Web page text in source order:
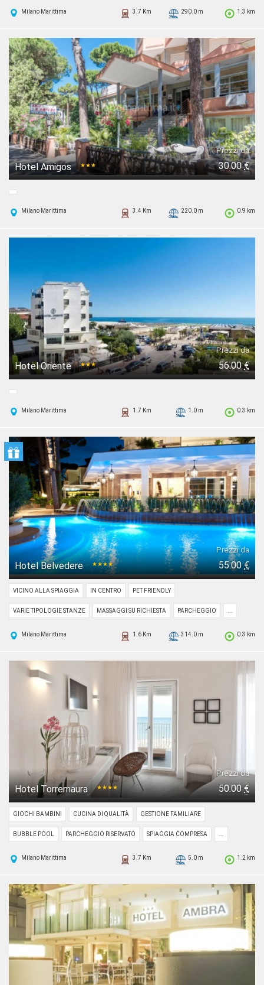
Milano Marittima 1.3 km
290.0 m
3.7 Km
Hotel Amigos ★★★
Prezzi da
30.00€
Milano Marittima 0.9 km
220.0 m
3.4 Km
Hotel Oriente ★★★
Prezzi da
56.00€
Milano Marittima 0.3 km
1.0 m
1.7 Km
Hotel Belvedere ★★★★
Prezzi da
55.00€
VICINO ALLA SPIAGGIA IN CENTRO PET FRIENDLY
VARIE TIPOLOGIE STANZE MASSAGGI SU RICHIESTA PARCHEGGIO
Milano Marittima 0.3 km
314.0 m
1.6 Km
Hotel Torremaura ★★★★
Prezzi da
50.00€
GIOCHI BAMBINI CUCINA DI QUALITÀ GESTIONE FAMILIARE
BUBBLE POOL PARCHEGGIO RISERVATO SPIAGGIA COMPRESA
Milano Marittima 1.2 km
5.0 m
3.7 Km